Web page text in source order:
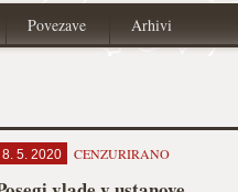
Povezave Arhivi
8. 5. 2020 CENZURIRANO